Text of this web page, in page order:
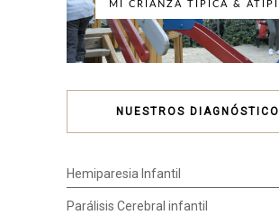
MI CRIANZA TÍPICA &
NUESTROS
Hemiparesia Infantil
Parálisis Cerebral infantil